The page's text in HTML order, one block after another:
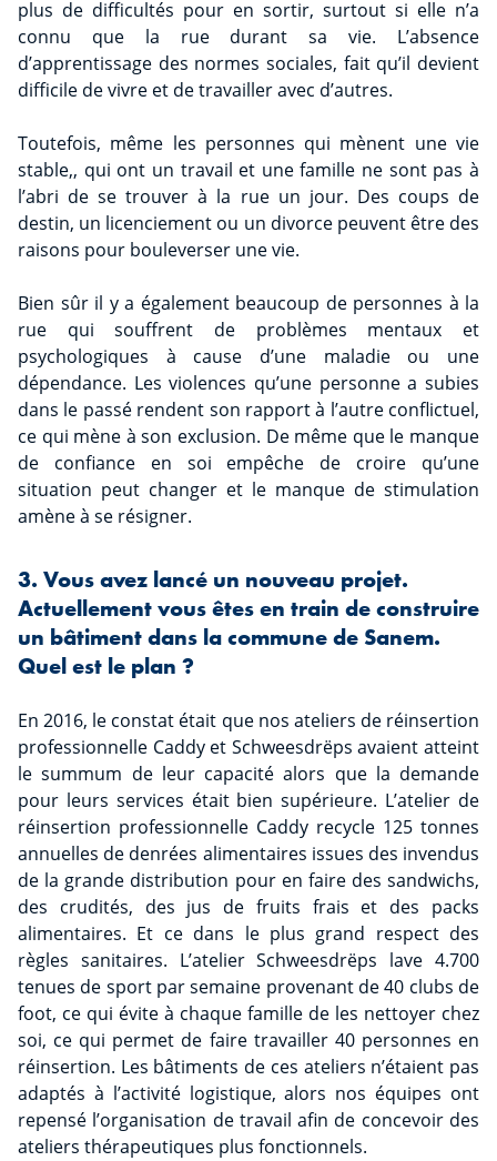
plus de difficultés pour en sortir, surtout si elle n’a
connu que la rue durant sa vie. L’absence
d’apprentissage des normes sociales, fait qu’il devient
difficile de vivre et de travailler avec d’autres.
Toutefois, même les personnes qui mènent une vie
stable,, qui ont un travail et une famille ne sont pas à
l’abri de se trouver à la rue un jour. Des coups de
destin, un licenciement ou un divorce peuvent être des
raisons pour bouleverser une vie.
Bien sûr il y a également beaucoup de personnes à la
rue qui souffrent de problèmes mentaux et
psychologiques à cause d’une maladie ou une
dépendance. Les violences qu’une personne a subies
dans le passé rendent son rapport à l’autre conflictuel,
ce qui mène à son exclusion. De même que le manque
de confiance en soi empêche de croire qu’une
situation peut changer et le manque de stimulation
amène à se résigner.
3. Vous avez lancé un nouveau projet.
Actuellement vous êtes en train de construire
un bâtiment dans la commune de Sanem.
Quel est le plan ?
En 2016, le constat était que nos ateliers de réinsertion
professionnelle Caddy et Schweesdrëps avaient atteint
le summum de leur capacité alors que la demande
pour leurs services était bien supérieure. L’atelier de
réinsertion professionnelle Caddy recycle 125 tonnes
annuelles de denrées alimentaires issues des invendus
de la grande distribution pour en faire des sandwichs,
des crudités, des jus de fruits frais et des packs
alimentaires. Et ce dans le plus grand respect des
règles sanitaires. L’atelier Schweesdrëps lave 4.700
tenues de sport par semaine provenant de 40 clubs de
foot, ce qui évite à chaque famille de les nettoyer chez
soi, ce qui permet de faire travailler 40 personnes en
réinsertion. Les bâtiments de ces ateliers n’étaient pas
adaptés à l’activité logistique, alors nos équipes ont
repensé l’organisation de travail afin de concevoir des
ateliers thérapeutiques plus fonctionnels.